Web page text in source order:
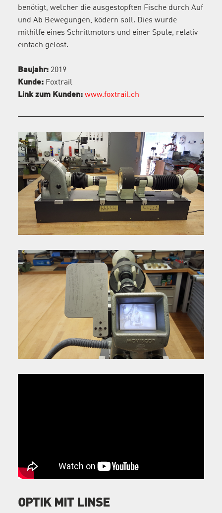
benötigt, welcher die ausgestopften Fische durch Auf
und Ab Bewegungen, ködern soll. Dies wurde
mithilfe eines Schrittmotors und einer Spule, relativ
einfach gelöst.
Baujahr:2019
Kunde:Foxtrail
Link zum Kunden: www.foxtrail.ch
OPTIK MIT LINSE